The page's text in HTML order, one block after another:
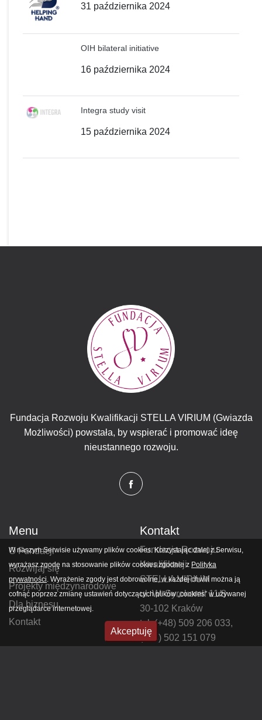
31 października 2024
OIH bilateral initiative
16 października 2024
Integra study visit
15 października 2024
Fundacja Rozwoju Kwalifikacji STELLA VIRIUM (Gwiazda
Możliwości) powstała, by wspierać i promować ideę
nieustannego rozwoju.
Menu
O Fundacji
Rozwijaj się
Projekty międzynarodowe
Dla biznesu
Kontakt
Kontakt
Fundacja Rozwoju
Kwalifikacji
STELLA VIRIUM
ul. W. Syrokomli 11/8
30-102 Kraków
tel.(+48) 509 206 033,
(+48) 502 151 079
W naszym Serwisie używamy plików cookies. Korzystając dalej z Serwisu,
wyrażasz zgodę na stosowanie plików cookies zgodnie z Polityka
prywatności. Wyrażenie zgody jest dobrowolne, w każdej chwili można ją
cofnąć poprzez zmianę ustawień dotyczących plików „cookies” w używanej
przeglądarce internetowej.
Akceptuję